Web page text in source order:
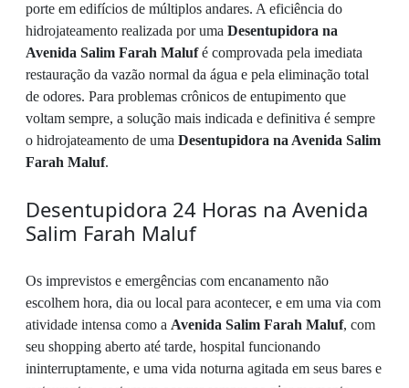
porte em edifícios de múltiplos andares. A eficiência do
hidrojateamento realizada por uma Desentupidora na
Avenida Salim Farah Malufé comprovada pela imediata
restauração da vazão normal da água e pela eliminação total
de odores. Para problemas crônicos de entupimento que
voltam sempre, a solução mais indicada e definitiva é sempre
o hidrojateamento de uma Desentupidora na Avenida Salim
Farah Maluf.
Desentupidora 24 Horas na Avenida
Salim Farah Maluf
Os imprevistos e emergências com encanamento não
escolhem hora, dia ou local para acontecer, e em uma via com
atividade intensa como a Avenida Salim Farah Maluf, com
seu shopping aberto até tarde, hospital funcionando
ininterruptamente, e uma vida noturna agitada em seus bares e